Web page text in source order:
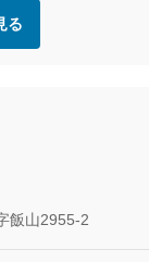
る
飯山2955-2